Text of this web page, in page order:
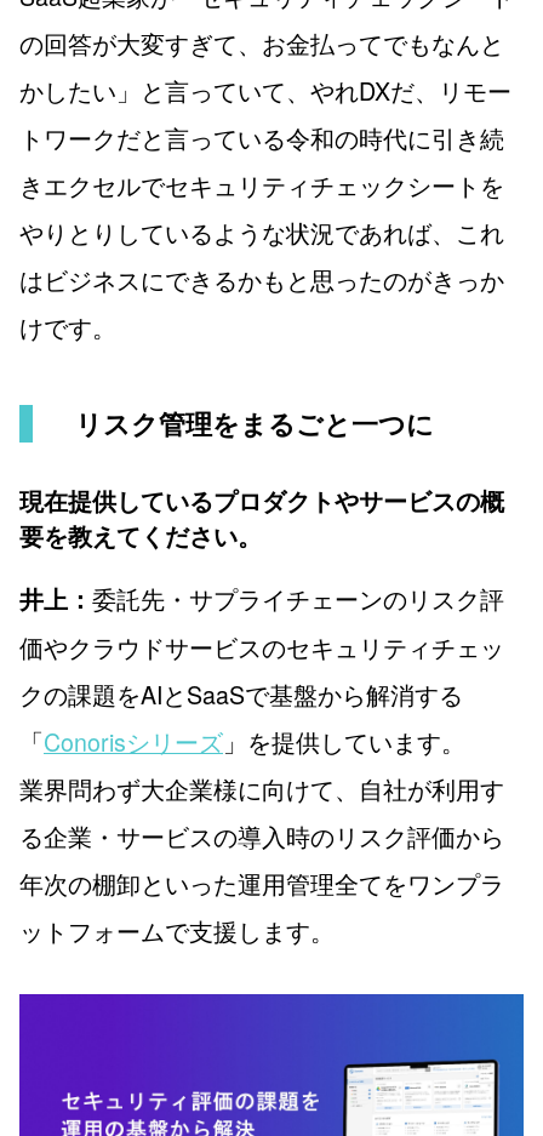
の回答が大変すぎて、お金払ってでもなんと
かしたい」と言っていて、やれDXだ、リモー
トワークだと言っている令和の時代に引き続
きエクセルでセキュリティチェックシートを
やりとりしているような状況であれば、これ
はビジネスにできるかもと思ったのがきっか
けです。
リスク管理をまるごと一つに
現在提供しているプロダクトやサービスの概
要を教えてください。
井上： 委託先・サプライチェーンのリスク評
価やクラウドサービスのセキュリティチェッ
クの課題をAIとSaaSで基盤から解消する
「Conorisシリーズ 」を提供しています。
業界問わず大企業様に向けて、自社が利用す
る企業・サービスの導入時のリスク評価から
年次の棚卸といった運用管理全てをワンプラ
ットフォームで支援します。